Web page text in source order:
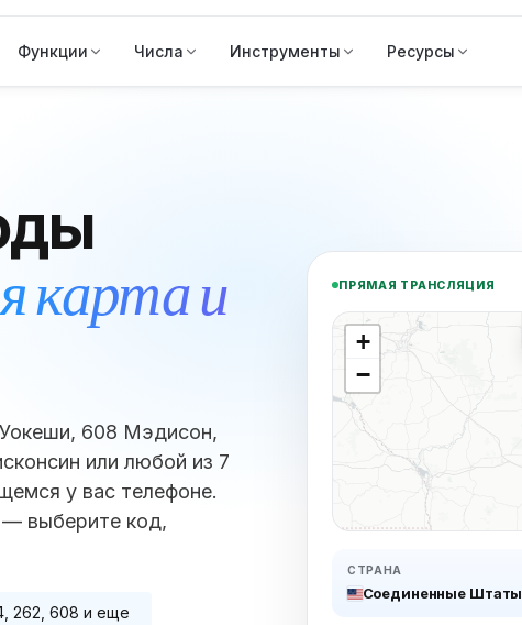
Функции Числа Инструменты Ресурсы
карта и
608 Мэдисон,
или любой из 7
у вас телефоне.
— выберите код,
262, 608 и еще
ПРЯМАЯ ТРАНСЛЯЦИЯ
+
−
СТРАНА
Соединенные Штаты